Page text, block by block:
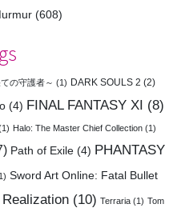
(608)
の守護者～ (1) DARK SOULS 2 (2)
(4) FINAL FANTASY XI (8)
Halo: The Master Chief Collection(1)
Path of Exile (4) PHANTASY
Sword Art Online: Fatal Bullet
(10) Terraria(1) Tom